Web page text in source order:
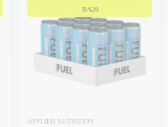
BA20
APPLIED NUTRITION